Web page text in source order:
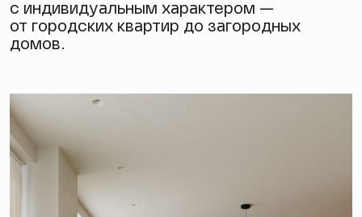
с индивидуальным характером —
от городских квартир до загородных
домов.